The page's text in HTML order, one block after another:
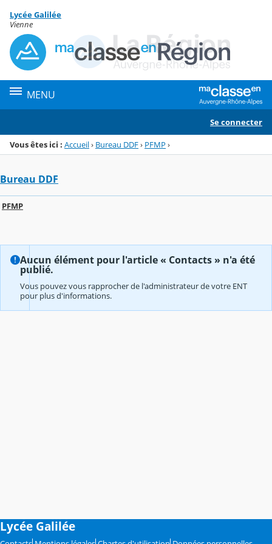
Menu de la rubrique
Contenu
Lycée Galilée
Vienne
MENU
Se connecter
Vous êtes ici : Accueil› Bureau DDF› PFMP ›
Bureau DDF
PFMP
Aucun élément pour l'article « Contacts » n'a été
publié.
Vous pouvez vous rapprocher de l'administrateur de votre ENT
pour plus d'informations.
Lycée Galilée